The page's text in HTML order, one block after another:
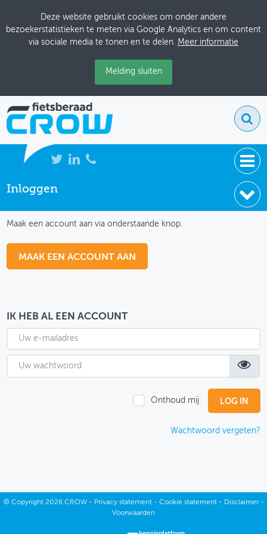
Deze website gebruikt cookies om onder andere
bezoekerstatistieken te meten via Google Analytics en om content
via sociale media te tonen en te delen. Meer informatie
Melding sluiten
NIEUWS
THEMASITES
MIJN PROFIEL
GEBRUIKER
Inloggen
Maak een account aan via onderstaande knop.
MAAK EEN ACCOUNT AAN
IK HEB AL EEN ACCOUNT
Onthoud mij
Wachtwoord vergeten?
© Copyright2026 CROW - Privacy statement- Cookie statement- Disclaimer-
Voorwaarden